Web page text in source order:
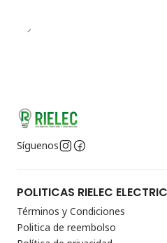
Síguenos
POLITICAS RIELEC
Términos y Condiciones
Politica de reembolso